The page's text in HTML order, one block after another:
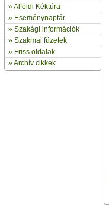
»Alföldi Kéktúra
» Eseménynaptár
» Szakági információk
» Szakmai füzetek
» Friss oldalak
»Archív cikkek